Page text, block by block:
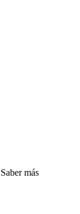
Saber más